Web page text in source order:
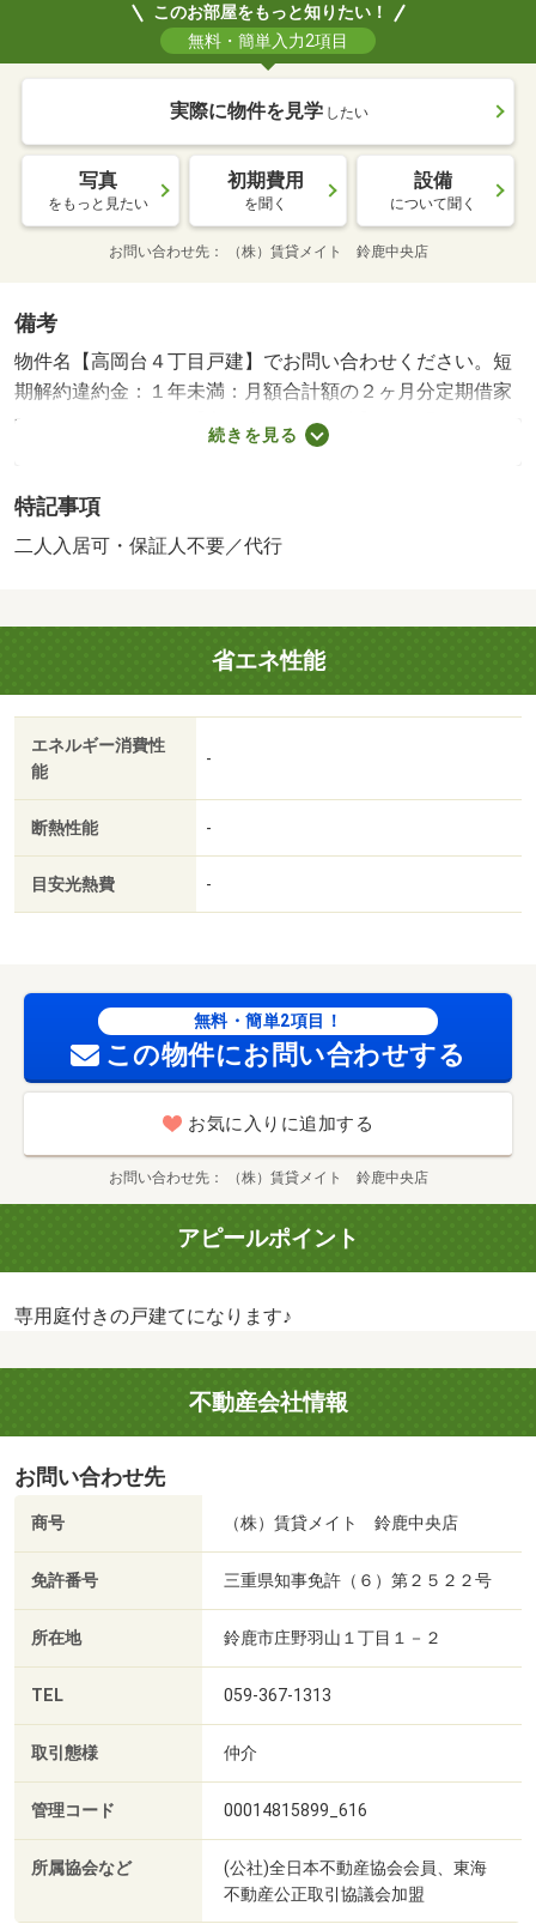
このお部屋をもっと知りたい！
無料・簡単入力2項目
実際に物件を見学 したい
写真
をもっと見たい
初期費用
を聞く
設備
について聞く
お問い合わせ先 （株）賃貸メイト 鈴鹿中央店
備考
物件名【高岡台４丁目戸建】でお問い合わせください。短
期解約違約金：１年未満：月額合計額の２ヶ月分定期借家
契約：５年間物件名【高岡台４丁目戸建】でお問い合わせ
ください。短期解約違約金：１年未満：月額合計額の２ヶ
０％（最低額３００００円）＋年間更新料１００００円
※月額事務手数料４４０円（税込））・鍵交換代：あり３
♪・バイク置場：なし・駐輪場：なし/退去時エアコン洗浄
費/ 11000円/消臭抗菌施工費 22000円/退去時ハウスクリー
ニング 104500円
続きを見る
特記事項
二人入居可・保証人不要／代行
省エネ性能
エネルギー消費性
能
-
断熱性能 -
目安光熱費 -
無料・簡単2項目！
この物件にお問い合わせする
お気に入りに追加する
お問い合わせ先 （株）賃貸メイト 鈴鹿中央店
アピールポイント
専用庭付きの戸建てになります♪
不動産会社情報
お問い合わせ先
商号 （株）賃貸メイト 鈴鹿中央店
免許番号 三重県知事免許（６）第２５２２号
所在地 鈴鹿市庄野羽山１丁目１－２
TEL 059-367-1313
取引態様 仲介
管理コード 00014815899_616
所属協会など
(公社)全日本不動産協会会員、東海
不動産公正取引協議会加盟